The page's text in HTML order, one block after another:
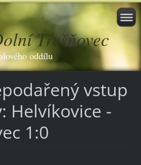
Třešňovec
oddílu
vstup
Helvíkovice -
1:0